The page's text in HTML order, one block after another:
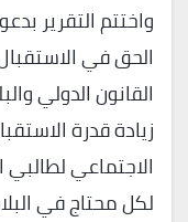
واختتم التقرير
الحق في
القانون الدولي
زيادة قدرة
الاجتماعي
لكل محتاج في